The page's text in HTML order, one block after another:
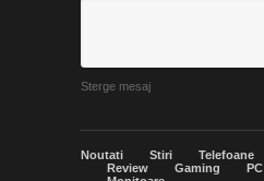
Noutati Stiri Telefoane
Review
Gaming PC